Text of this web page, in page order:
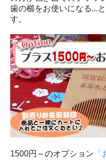
歯の櫛をお使いになる...
す。
1500円～のオプション